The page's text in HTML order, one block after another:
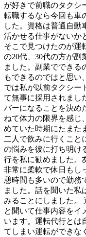
が好きで前職のタクシ
転職するなら今回も車
した。資格は普通自動
活かせる仕事がないか
そこで見つけたのが運
の20代、30代の方が副
ました。副業でできる
もできるのではと思い
では私が以前タクシー
て無事に採用されまし
バーになることを決め
ねて体力の限界を感じ
めていた時期にたまた
二人で飲みに行くこと
の悩みを彼に打ち明け
行を私に勧めました。
非常に柔軟で休日もし
憩時間も多いので勤務
ました。話を聞いた私
みることにしました。
と聞いて仕事内容をイ
います。運転代行とは
てしまい運転ができな